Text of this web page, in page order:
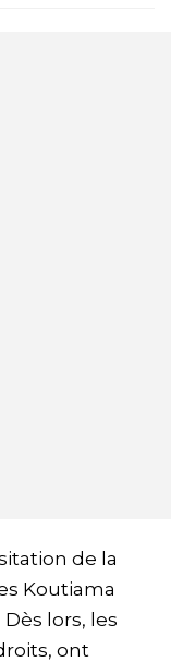
de la
Koutiama
lors, les
ont